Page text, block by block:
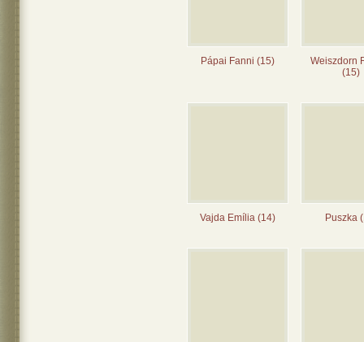
Pápai Fanni (15)
Weiszdorn
(15)
Vajda Emília (14) Puszka